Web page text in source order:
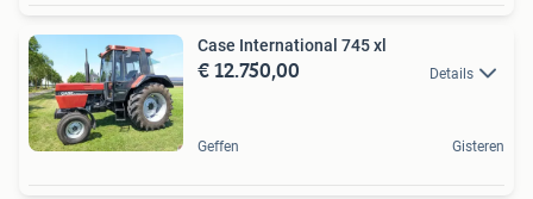
Case International 745 xl
€ 12.750,00 Details
Geffen Gisteren